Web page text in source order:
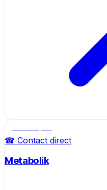
☎ Contact direct
Metabolik